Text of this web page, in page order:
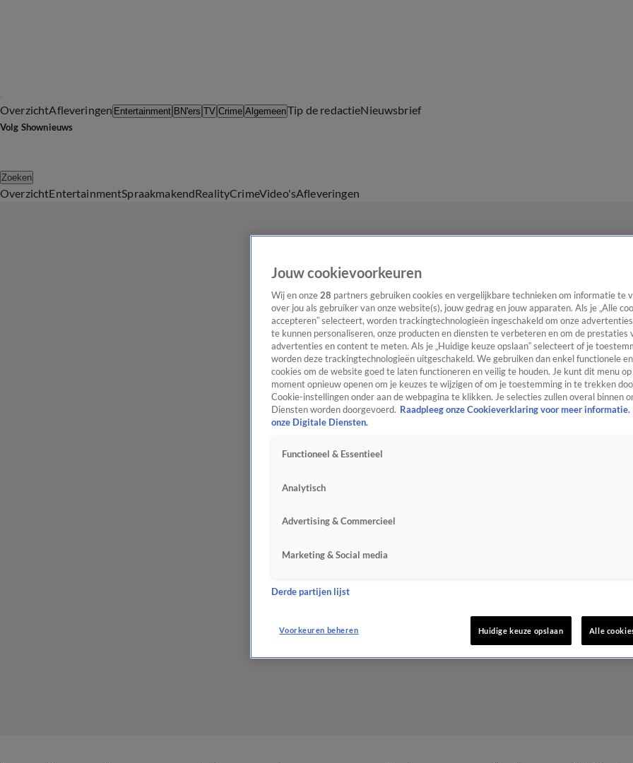
OverzichtAfleveringen Entertainment BN'ers TV Crime AlgemeenTip de redactieNieuwsbrief
Volg Shownieuws
Zoeken
OverzichtEntertainmentSpraakmakendRealityCrimeVideo'sAfleveringen
Jouw cookievoorkeuren
Wij en onze 28 partners gebruiken cookies en vergelijkbare technieken om informatie te
over jou als gebruiker van onze website(s), jouw gedrag en jouw apparaten. Als je „Alle
accepteren” selecteert, worden trackingtechnologieën ingeschakeld om onze
te kunnen personaliseren, onze producten en diensten te verbeteren en om de prestaties
advertenties en content te meten. Als je „Huidige keuze opslaan” selecteert of je
worden deze trackingtechnologieën uitgeschakeld. We gebruiken dan enkel functionele
cookies om de website goed te laten functioneren en veilig te houden. Je kunt dit menu
moment opnieuw openen om je keuzes te wijzigen of om je toestemming in te trekken
Cookie-instellingen onder aan de webpagina te klikken. Je selecties zullen overal binnen
Diensten worden doorgevoerd. Raadpleeg onze Cookieverklaring voor meer informatie.
onze Digitale Diensten.
Functioneel & Essentieel
Analytisch
Advertising & Commercieel
Marketing & Social media
Derde partijen lijst
Voorkeuren beheren Huidige keuze opslaan Alle